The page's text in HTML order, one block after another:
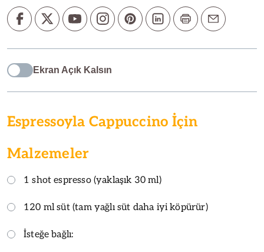
Ekran Açık Kalsın
Espressoyla Cappuccino İçin
Malzemeler
1 shot espresso (yaklaşık 30 ml)
120 ml süt (tam yağlı süt daha iyi köpürür)
İsteğe bağlı: